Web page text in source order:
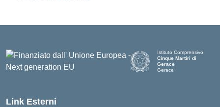
Istituto Comprensivo
Cinque Martiri di
Gerace
Gerace
Link Esterni